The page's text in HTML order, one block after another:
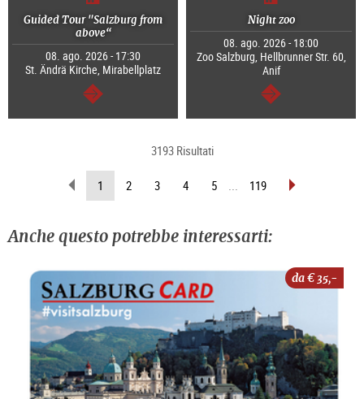
Guided Tour "Salzburg from
above“
08. ago. 2026 - 17:30
St. Ändrä Kirche, Mirabellplatz
segue
Night zoo
08. ago. 2026 - 18:00
Zoo Salzburg, Hellbrunner Str. 60,
Anif
segue
3193 Risultati
sfoglia
indietro
1 (pagina
attuale)
2 3 4 5 ... 119 sfoglia
Anche questo potrebbe interessarti:
da €35,-